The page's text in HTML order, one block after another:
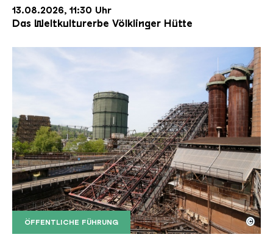
13.08.2026, 11:30 Uhr
Das Weltkulturerbe Völklinger Hütte
ÖFFENTLICHE FÜHRUNG
Der Erzschrägaufzug der Völklinger Hütte mit
Copyright: Weltkulturerbe Völklinger Hütte | Karl
©